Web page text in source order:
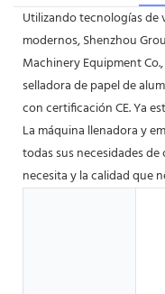
Utilizando tecnologías de
modernos, Shenzhou
Machinery Equipment
selladora de papel de
con certificación CE. Ya
La máquina llenadora y
todas sus necesidades
necesita y la calidad que